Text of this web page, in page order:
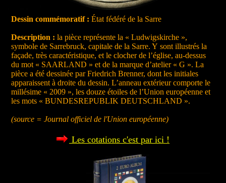
Dessin commémoratif : État fédéré de la Sarre
Description : la pièce représente la « Ludwigskirche »,
symbole de Sarrebruck, capitale de la Sarre. Y sont illustrés la
façade, très caractéristique, et le clocher de l’église, au-dessus
du mot « SAARLAND » et de la marque d’atelier « G ». La
pièce a été dessinée par Friedrich Brenner, dont les initiales
apparaissent à droite du dessin. L’anneau extérieur comporte le
millésime « 2009 », les douze étoiles de l’Union européenne et
les mots « BUNDESREPUBLIK DEUTSCHLAND ».
(source = Journal officiel de l'Union européenne)
Les cotations c'est par ici !